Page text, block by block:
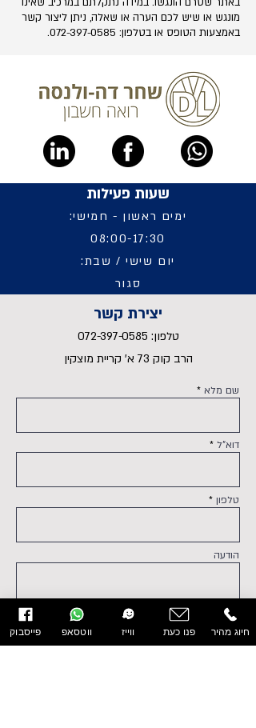
מונגש או שיש לכם הערה או שאלה, ניתן ליצור קשר
באמצעות הטופס ​​או בטלפון: 072-397-0585
.
שעות פעילות
ימים ראשון - חמישי:
08:00-17:30
יום שישי / שבת:
סגור
יצירת קשר
טלפון: 072-397-0585
הרב קוק 73 א' קריית מוצקין
שם מלא
דוא"ל
טלפון
הודעה
פייסבוק ווטסאפ ווייז פנו כעת חיוג מהיר